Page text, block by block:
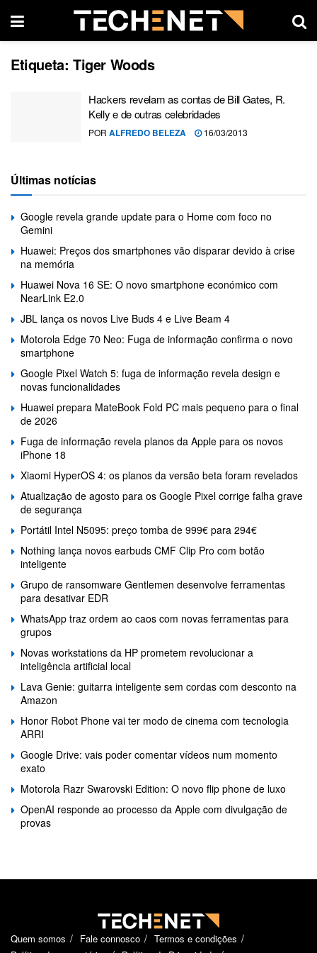
Etiqueta: Tiger Woods
Hackers revelam as contas de Bill Gates, R.
Kelly e de outras celebridades
POR ALFREDO BELEZA 16/03/2013
Últimas notícias
Google revela grande update para o Home com foco no
Gemini
Huawei: Preços dos smartphones vão disparar devido à crise
na memória
Huawei Nova 16 SE: O novo smartphone económico com
NearLink E2.0
JBL lança os novos Live Buds 4 e Live Beam 4
Motorola Edge 70 Neo: Fuga de informação confirma o novo
smartphone
Google Pixel Watch 5: fuga de informação revela design e
novas funcionalidades
Huawei prepara MateBook Fold PC mais pequeno para o final
de 2026
Fuga de informação revela planos da Apple para os novos
iPhone 18
Xiaomi HyperOS 4: os planos da versão beta foram revelados
Atualização de agosto para os Google Pixel corrige falha grave
de segurança
Portátil Intel N5095: preço tomba de 999€ para 294€
Nothing lança novos earbuds CMF Clip Pro com botão
inteligente
Grupo de ransomware Gentlemen desenvolve ferramentas
para desativar EDR
WhatsApp traz ordem ao caos com novas ferramentas para
grupos
Novas workstations da HP prometem revolucionar a
inteligência artificial local
Lava Genie: guitarra inteligente sem cordas com desconto na
Amazon
Honor Robot Phone vai ter modo de cinema com tecnologia
ARRI
Google Drive: vais poder comentar vídeos num momento
exato
Motorola Razr Swarovski Edition: O novo flip phone de luxo
OpenAI responde ao processo da Apple com divulgação de
provas
Quem somos Fale connosco
Termos e condições